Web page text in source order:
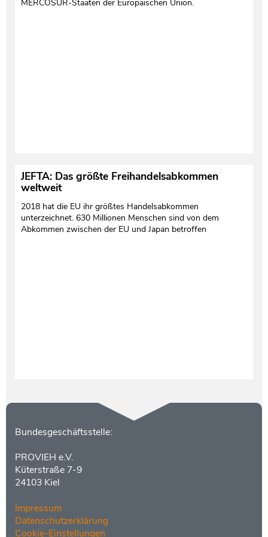
MERCOSUR-Staaten der Europäischen Union.
JEFTA: Das größte Freihandelsabkommen
weltweit
2018 hat die EU ihr größtes Handelsabkommen
unterzeichnet. 630 Millionen Menschen sind von dem
Abkommen zwischen der EU und Japan betroffen
Kontakt
Bundesgeschäftsstelle:
PROVIEH e.V.
Küterstraße 7-9
24103 Kiel
Impressum
Datenschutzerklärung
Cookie-Einstellungen